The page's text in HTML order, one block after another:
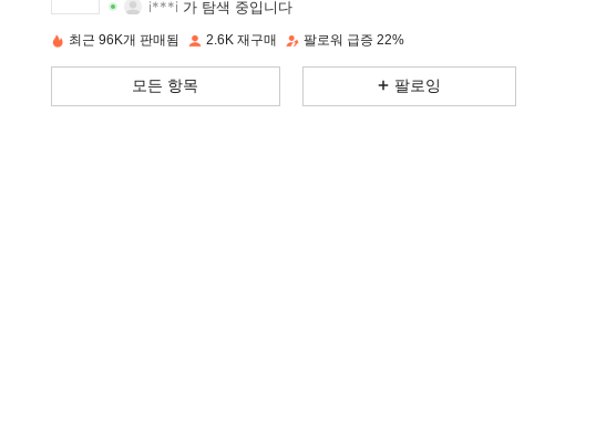
4.80 등급 409아이템 12K
4.80 409 12K
최근 96K개 판매됨 2.6K 재구매 팔로워 급증 22%
모든 항목 팔로잉